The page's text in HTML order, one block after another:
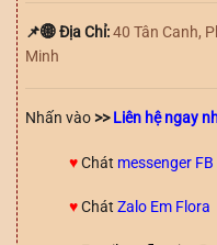
📌🌐 Địa Chỉ:40 Tân Canh,
Minh
Nhấn vào >>Liên hệ ngay
♥️Chát messenger FB
♥️Chát Zalo Em Flora